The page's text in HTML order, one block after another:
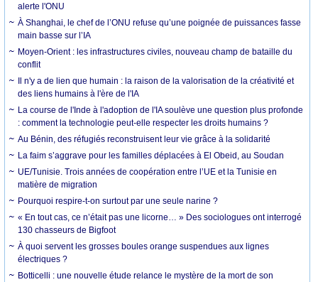
alerte l'ONU
À Shanghai, le chef de l’ONU refuse qu’une poignée de puissances fasse
main basse sur l’IA
Moyen-Orient : les infrastructures civiles, nouveau champ de bataille du
conflit
Il n'y a de lien que humain : la raison de la valorisation de la créativité et
des liens humains à l'ère de l'IA
La course de l'Inde à l'adoption de l'IA soulève une question plus profonde
: comment la technologie peut-elle respecter les droits humains ?
Au Bénin, des réfugiés reconstruisent leur vie grâce à la solidarité
La faim s’aggrave pour les familles déplacées à El Obeid, au Soudan
UE/Tunisie. Trois années de coopération entre l’UE et la Tunisie en
matière de migration
Pourquoi respire-t-on surtout par une seule narine ?
« En tout cas, ce n’était pas une licorne… » Des sociologues ont interrogé
130 chasseurs de Bigfoot
À quoi servent les grosses boules orange suspendues aux lignes
électriques ?
Botticelli : une nouvelle étude relance le mystère de la mort de son